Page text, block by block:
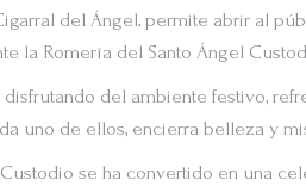
del Ángel, permite abrir al
la Romería del Santo Ángel
del ambiente festivo,
uno de ellos, encierra belleza y
se ha convertido en una